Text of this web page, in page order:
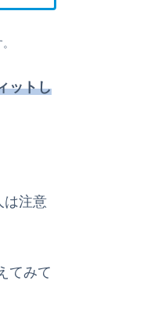
ットし
は注意
てみて